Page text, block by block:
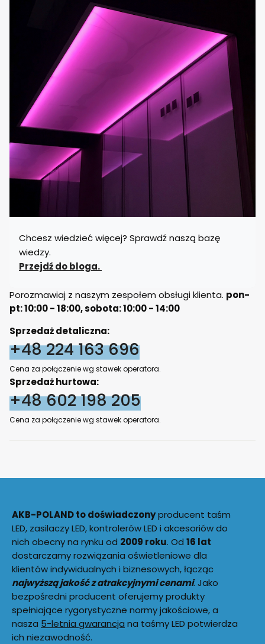
Chcesz wiedzieć więcej? Sprawdź naszą bazę
wiedzy.
Przejdź do bloga.
Porozmawiaj z naszym zespołem obsługi klienta. pon-
pt: 10:00 - 18:00, sobota: 10:00 - 14:00
Sprzedaż detaliczna:
+48 224 163 696
Cena za połączenie wg stawek operatora.
Sprzedaż hurtowa:
+48 602 198 205
Cena za połączenie wg stawek operatora.
AKB-POLAND to doświadczonyproducent taśm
LED, zasilaczy LED, kontrolerów LED i akcesoriów do
nich obecny na rynku od 2009 roku. Od 16 lat
dostarczamy rozwiązania oświetleniowe dla
klientów indywidualnych i biznesowych, łącząc
najwyższą jakość z atrakcyjnymi cenami. Jako
bezpośredni producent oferujemy produkty
spełniające rygorystyczne normy jakościowe, a
nasza 5-letnia gwarancja na taśmy LED potwierdza
ich niezawodność.